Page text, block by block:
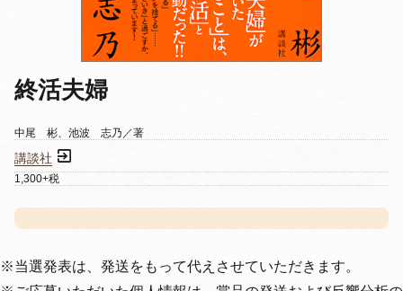
終活夫婦
中尾 彬、池波 志乃／著
講談社
1,300+税
※当選発表は、発送をもって代えさせていただきます。